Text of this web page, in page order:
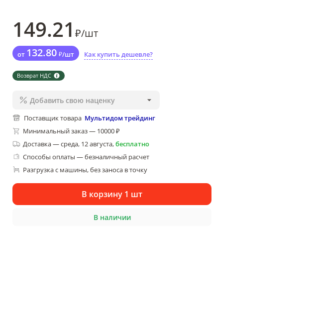
149.21 ₽/шт
от 132.80 ₽/шт Как купить дешевле?
Возврат НДС
Добавить свою наценку
Поставщик товара Мультидом трейдинг
Минимальный заказ — 10000 ₽
Доставка—среда, 12 августа,бесплатно
Способы оплаты — безналичный расчет
Разгрузка с машины, без заноса в точку
В корзину 1 шт
В наличии